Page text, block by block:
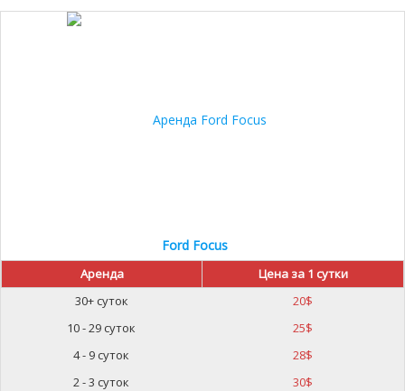
Ford Focus
Аренда
Цена за 1 сутки
30+ суток
20$
10 - 29 суток
25$
4 - 9 суток
28$
2 - 3 суток
30$